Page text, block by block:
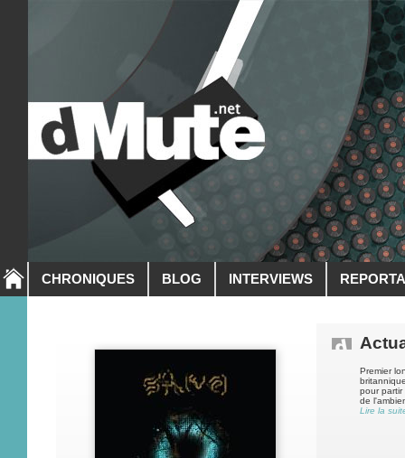
CHRONIQUES BLOG INTERVIEWS
Premier
pour partir
de
Lire la